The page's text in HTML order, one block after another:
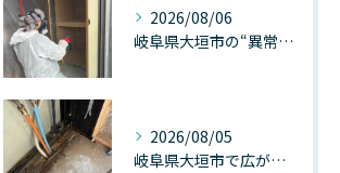
2026/08/06
岐阜県大垣市の“異常に高い気温”が建物内部を腐らせる──深層カビが爆発的に増える本当の理由
2026/08/05
岐阜県大垣市で広がる“深層カビ汚染”──なぜ除カビが必要なのか、建物内部で起きている見えない危機